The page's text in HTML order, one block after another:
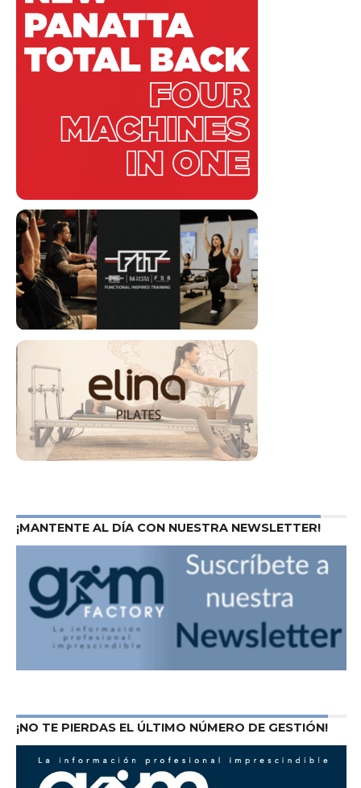
¡MANTENTE AL DÍA CON NUESTRA NEWSLETTER!
¡NO TE PIERDAS EL ÚLTIMO NÚMERO DE GESTIÓN!